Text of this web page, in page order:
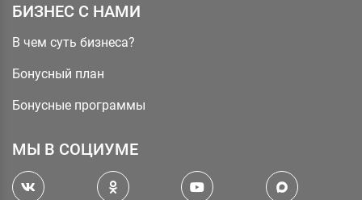
БИЗНЕС С НАМИ
В чем суть бизнеса?
Бонусный план
Бонусные программы
МЫ В СОЦИУМЕ